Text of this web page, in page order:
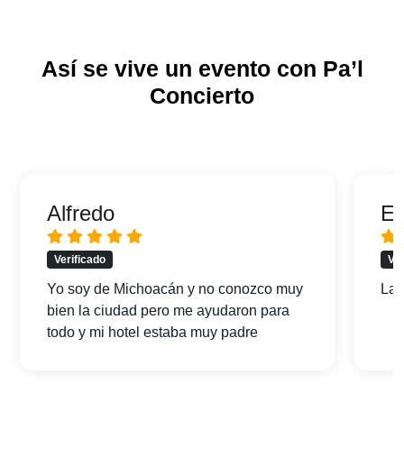
Así se vive un evento con Pa’l
Concierto
Alfredo
Verificado
Yo soy de Michoacán y no conozco muy
bien la ciudad pero me ayudaron para
todo y mi hotel estaba muy padre
La